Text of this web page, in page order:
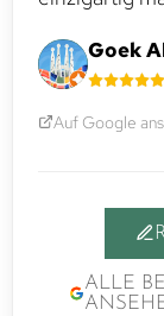
Goek
Auf Google
ALLE